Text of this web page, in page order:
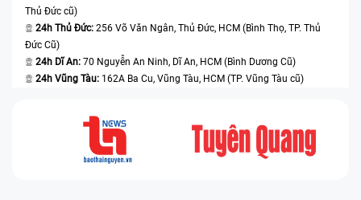
Thủ Đức cũ)
24h Thủ Đức: 256 Võ Văn Ngân, Thủ Đức, HCM (Bình Thọ, TP. Thủ
Đức Cũ)
24h Dĩ An: 70 Nguyễn An Ninh, Dĩ An, HCM (Bình Dương Cũ)
24h Vũng Tàu: 162A Ba Cu, Vũng Tàu, HCM (TP. Vũng Tàu cũ)